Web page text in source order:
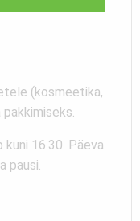
(kosmeetika,
16.30. Päeva
pausi.